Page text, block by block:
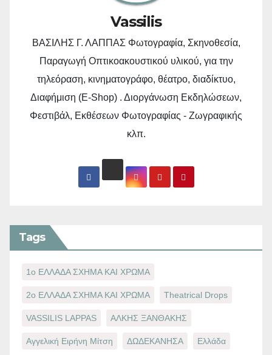
Vassilis
ΒΑΣΙΛΗΣ Γ. ΛΑΠΠΑΣ Φωτογραφία, Σκηνοθεσία,
Παραγωγή Οπτικοακουστικού υλικού, για την
τηλεόραση, κινηματογράφο, θέατρο, διαδίκτυο,
Διαφήμιση (E-Shop) . Διοργάνωση Εκδηλώσεων,
Φεστιβάλ, Εκθέσεων Φωτογραφίας - Ζωγραφικής
κλπ.
Tags
1ο ΕΛΛΑΔΑ ΣΧΗΜΑ ΚΑΙ ΧΡΩΜΑ
2ο ΕΛΛΑΔΑ ΣΧΗΜΑ ΚΑΙ ΧΡΩΜΑ Theatrical Drops
VASSILIS LAPPAS ΑΛΚΗΣ ΞΑΝΘΑΚΗΣ
Αγγελική Ειρήνη Μίτση ΔΩΔΕΚΑΝΗΣΑ Ελλάδα